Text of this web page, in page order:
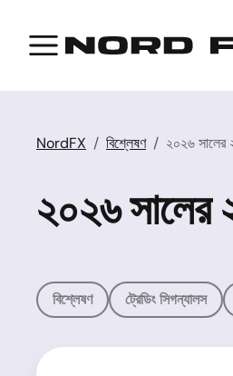
NordFX বিশ্লেষণ ২০২৬ সালের
২০২৬ সালের
বিশ্লেষণ ট্রেডিং সিগন্যালস